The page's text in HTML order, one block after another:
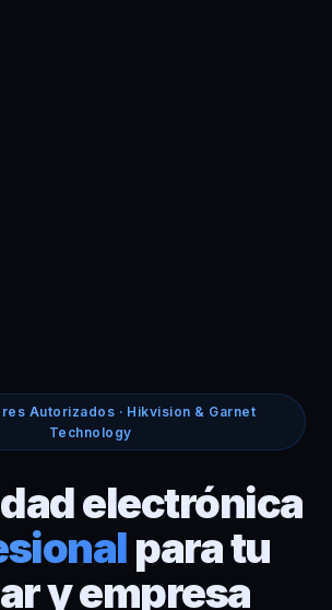
Autorizados · Hikvision & Garnet
Technology
electrónica
para tu
y empresa